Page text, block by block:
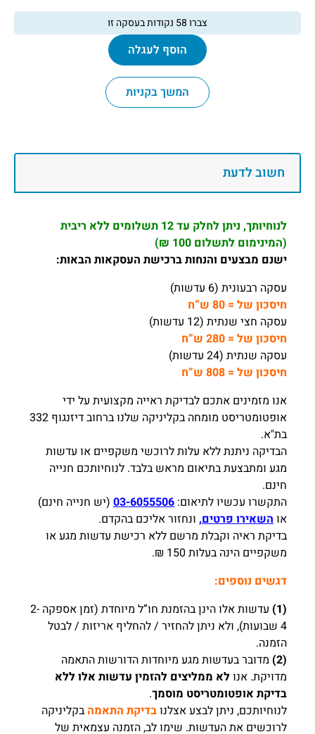
צברו58 נקודות בעסקה זו
הוסף לעגלה
המשך בקניות
חשוב לדעת
לנוחיותך, ניתן לחלק עד 12 תשלומים ללא ריבית
(המינימום לתשלום 100 ₪)
ישנם מבצעים והנחות ברכישת העסקאות הבאות:
עסקה רבעונית (6 עדשות)
חיסכון של = 80 ש”ח
עסקה חצי שנתית (12 עדשות)
חיסכון של = 280 ש”ח
עסקה שנתית (24 עדשות)
חיסכון של = 808 ש”ח
אנו מזמינים אתכם לבדיקת ראייה מקצועית על ידי
אופטומטריסט מומחה בקליניקה שלנו ברחוב דיזנגוף 332
בת"א.
הבדיקה ניתנת ללא עלות לרוכשי משקפיים או עדשות
מגע ומתבצעת בתיאום מראש בלבד. לנוחיותכם חנייה
חינם.
התקשרו עכשיו לתיאום: 03-6055506 (יש חנייה חינם)
או השאירו פרטים, ונחזור אליכם בהקדם.
בדיקת ראיה וקבלת מרשם ללא רכישת עדשות מגע או
משקפיים הינה בעלות 150 ₪.
דגשים נוספים:
(1)
עדשות אלו הינן בהזמנת חו”ל מיוחדת (זמן אספקה 2-
4 שבועות), ולא ניתן להחזיר / להחליף אריזות / לבטל
הזמנה.
(2)
מדובר בעדשות מגע מיוחדות הדורשות התאמה
מדויקת. אנולא ממליצים להזמין עדשות אלו ללא
בדיקת אופטומטריסט מוסמך.
לנוחיותכם, ניתן לבצע אצלנובדיקת התאמה בקליניקה
לרוכשים את העדשות. שימו לב, הזמנה עצמאית של